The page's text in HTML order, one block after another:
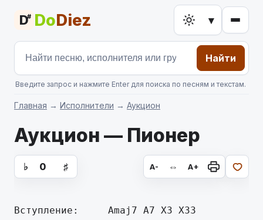
D# DoDiez ▾
Найти
Введите запрос и нажмите Enter для поиска по песням и текстам.
Главная → Исполнители → Аукцион
Аукцион — Пионер
аккорды для гитары, текст песни
♭ 0 ♯ A- ⇔ A+
Вступление:     Amaj7 A7 X3 X33